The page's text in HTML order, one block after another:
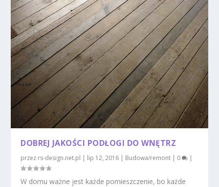
DOBREJ JAKOŚCI PODŁOGI DO WNĘTRZ
przez rs-design.net.pl | lip 12, 2016 | Budowa/remont | 0 |
W domu ważne jest każde pomieszczenie, bo każde